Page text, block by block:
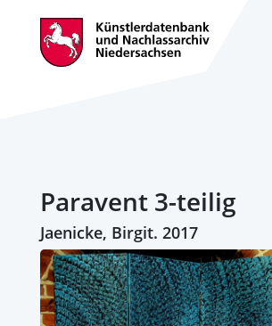
Paravent 3-teilig
Jaenicke, Birgit. 2017